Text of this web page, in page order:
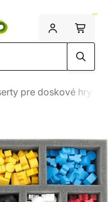
pre doskové hry